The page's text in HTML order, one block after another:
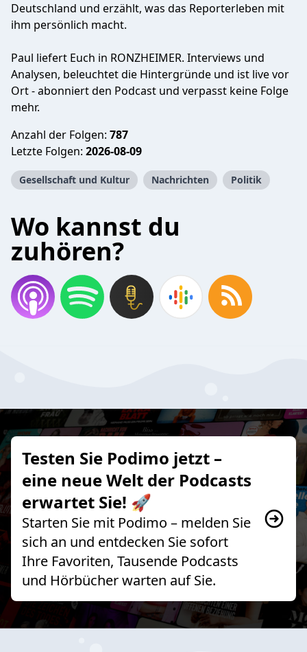
Deutschland und erzählt, was das Reporterleben mit
ihm persönlich macht.
Paul liefert Euch in RONZHEIMER. Interviews und
Analysen, beleuchtet die Hintergründe und ist live vor
Ort - abonniert den Podcast und verpasst keine Folge
mehr.
Anzahl der Folgen: 787
Letzte Folgen: 2026-08-09
Gesellschaft und Kultur Nachrichten Politik
Wo kannst du
zuhören?
Testen Sie Podimo jetzt –
eine neue Welt der Podcasts
erwartet Sie! 🚀
Starten Sie mit Podimo – melden Sie
sich an und entdecken Sie sofort
Ihre Favoriten, Tausende Podcasts
und Hörbücher warten auf Sie.